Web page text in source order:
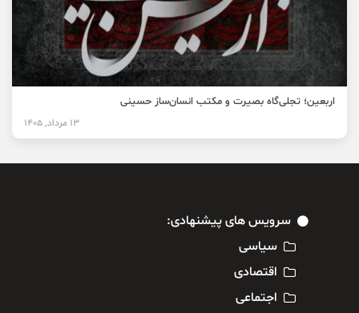
اربعین؛ تجلی‌گاه بصیرت و مکتب انسان‌ساز حسینی
13 مرداد, 1405
سرویس های پیشنهادی:
سیاسی
اقتصادی
اجتماعی